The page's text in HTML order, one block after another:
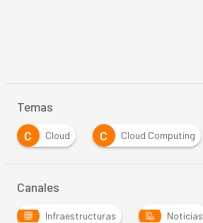
Temas
C
Cloud C Cloud Computing
Canales
Infraestructuras Noticias